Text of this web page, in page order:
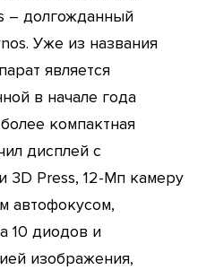
– долгожданный
Уже из названия
является
в начале года
компактная
дисплей с
3D Press, 12-Мп камеру
автофокусом,
10 диодов и
изображения,